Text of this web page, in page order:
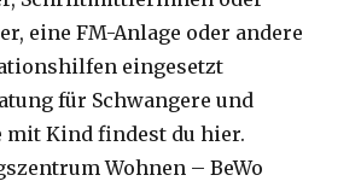
eine FM-Anlage oder andere
eingesetzt
für Schwangere und
mit Kind findest du hier.
Wohnen – BeWo